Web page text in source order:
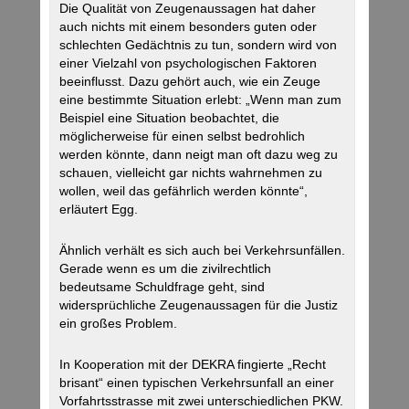
Die Qualität von Zeugenaussagen hat daher
auch nichts mit einem besonders guten oder
schlechten Gedächtnis zu tun, sondern wird von
einer Vielzahl von psychologischen Faktoren
beeinflusst. Dazu gehört auch, wie ein Zeuge
eine bestimmte Situation erlebt: „Wenn man zum
Beispiel eine Situation beobachtet, die
möglicherweise für einen selbst bedrohlich
werden könnte, dann neigt man oft dazu weg zu
schauen, vielleicht gar nichts wahrnehmen zu
wollen, weil das gefährlich werden könnte“,
erläutert Egg.
Ähnlich verhält es sich auch bei Verkehrsunfällen.
Gerade wenn es um die zivilrechtlich
bedeutsame Schuldfrage geht, sind
widersprüchliche Zeugenaussagen für die Justiz
ein großes Problem.
In Kooperation mit der DEKRA fingierte „Recht
brisant“ einen typischen Verkehrsunfall an einer
Vorfahrtsstrasse mit zwei unterschiedlichen PKW.